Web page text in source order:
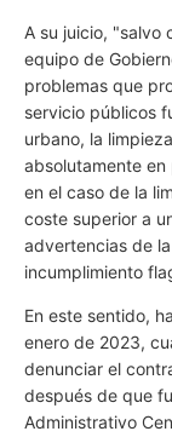
A su juicio, "salvo
equipo de
problemas que
servicio públicos
urbano, la
absolutamente
en el caso de la
coste superior a
advertencias de
incumplimiento
En este sentido,
enero de 2023,
denunciar el
después de que
Administrativo